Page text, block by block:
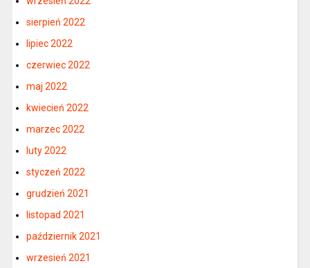
sierpień 2022
lipiec 2022
czerwiec 2022
maj 2022
kwiecień 2022
marzec 2022
luty 2022
styczeń 2022
grudzień 2021
listopad 2021
październik 2021
wrzesień 2021